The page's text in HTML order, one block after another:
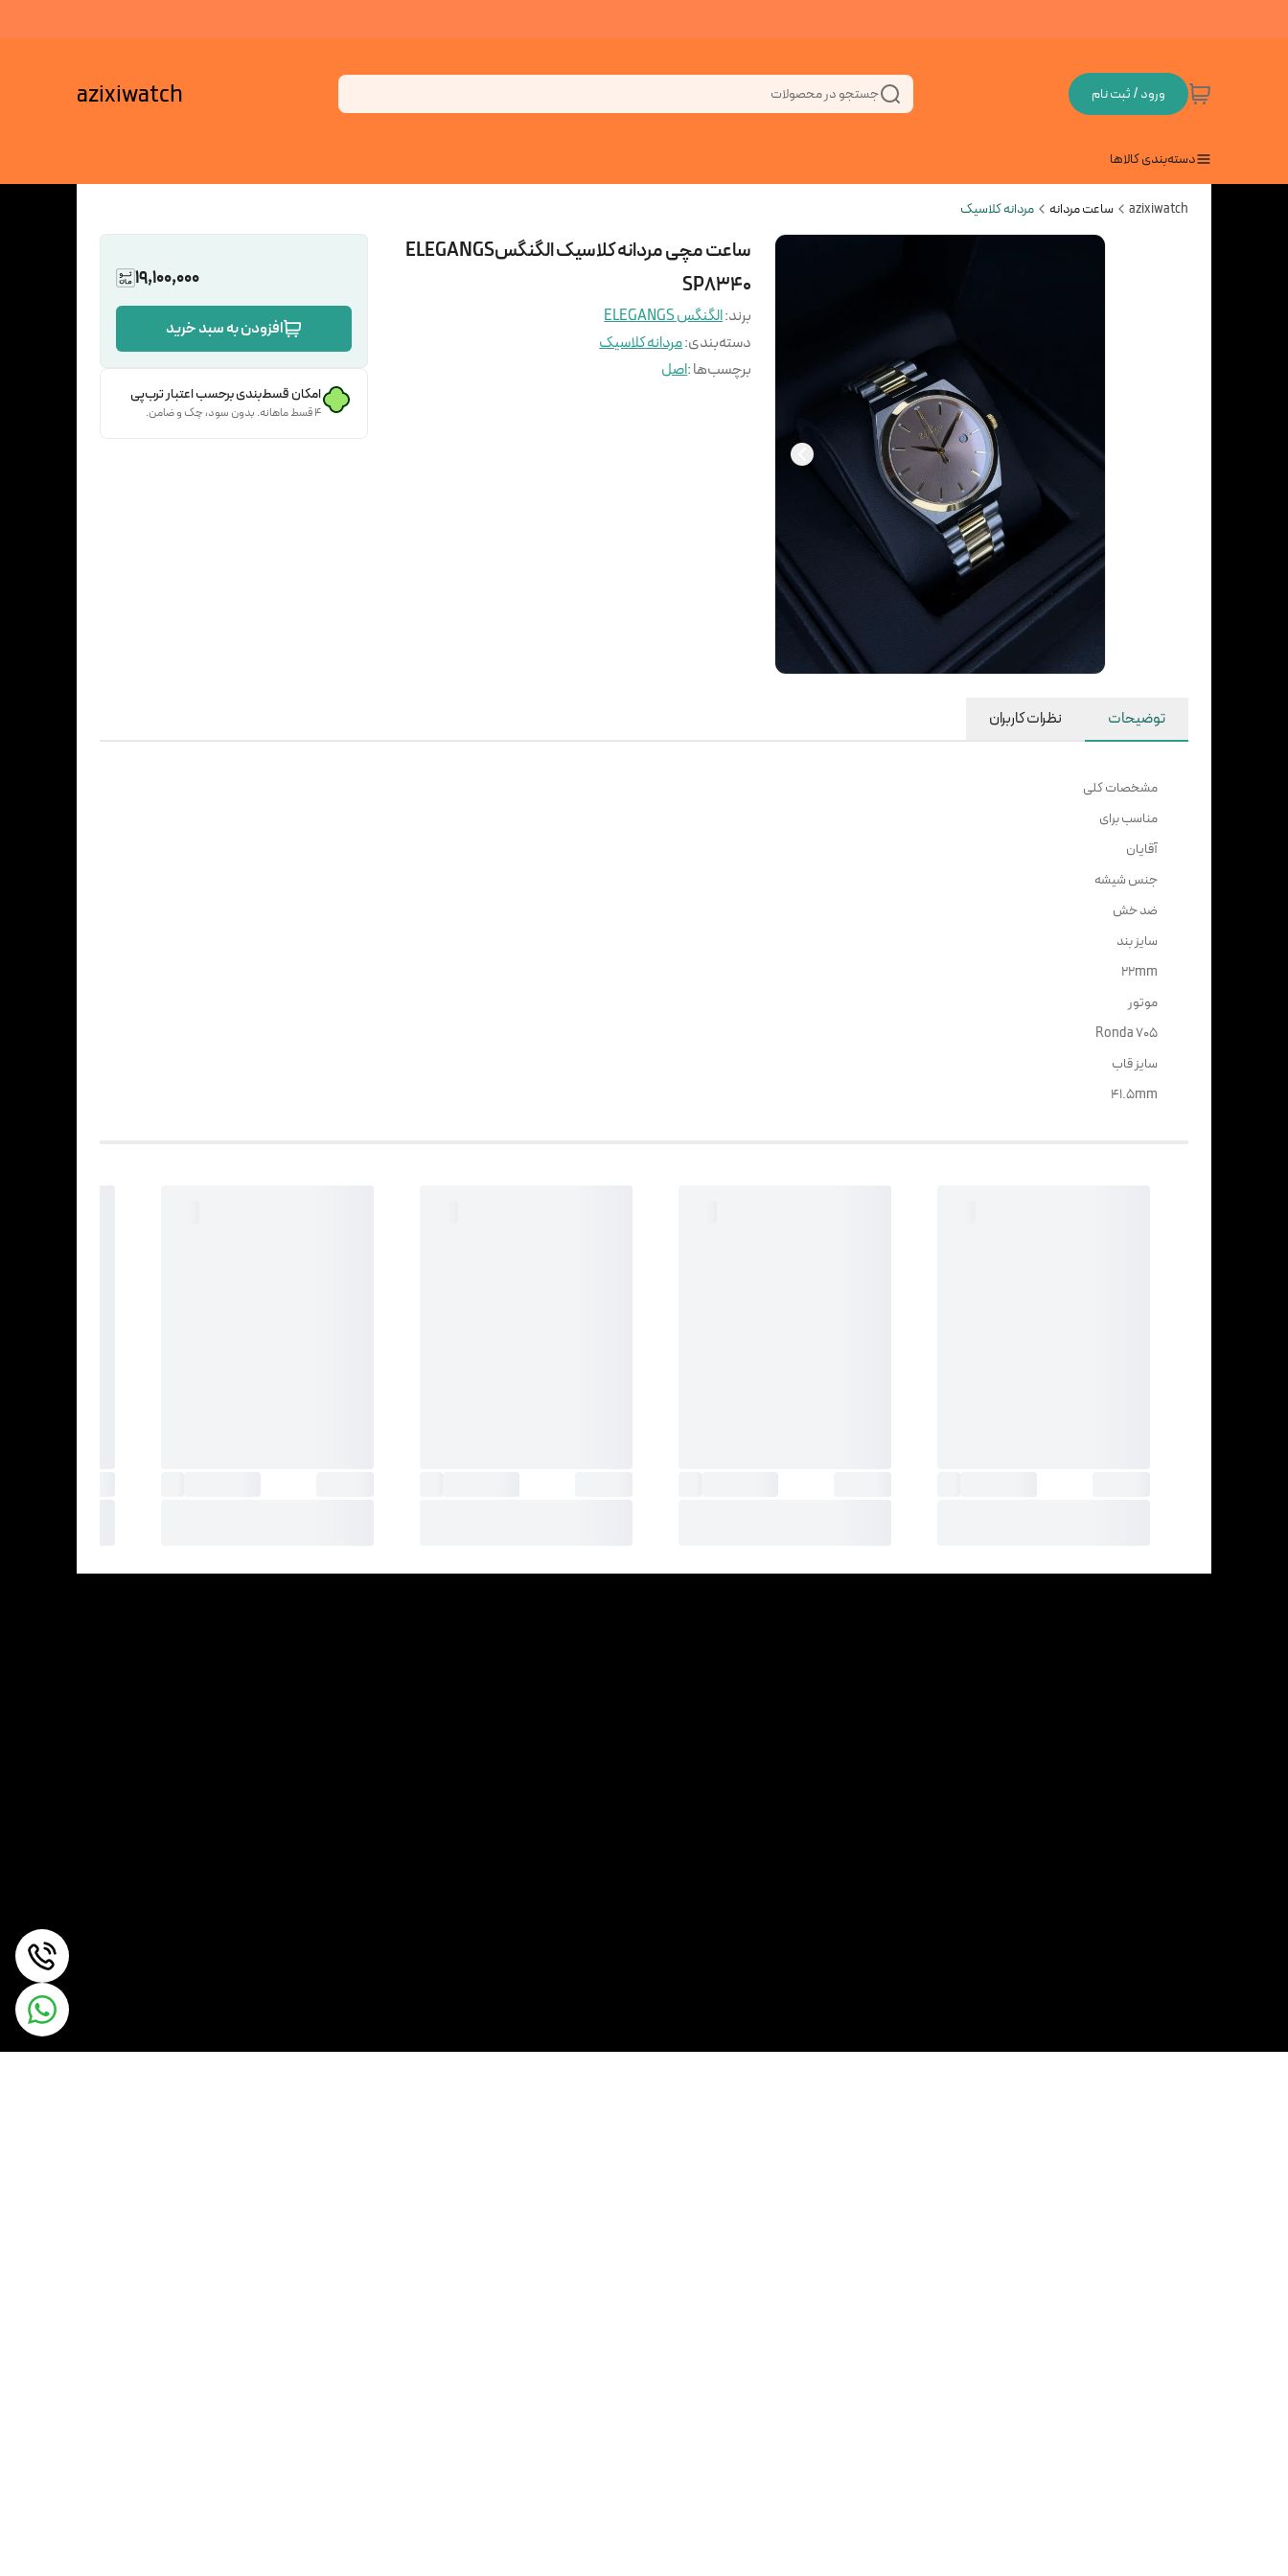
ورود / ثبت نام جستجو در محصولات azixiwatch
دسته‌بندی کالاها
azixiwatch ساعت مردانه مردانه کلاسیک
ساعت مچی مردانه کلاسیک الگنگسELEGANGS
SP8340
برند:الگنگس ELEGANGS
دسته‌بندی:مردانه کلاسیک
برچسب‌ها :اصل
19,100,000
افزودن به سبد خرید
امکان قسط‌بندی برحسب اعتبار ترب‌پی
۴ قسط ماهانه. بدون سود، چک و ضامن.
توضیحات نظرات کاربران
مشخصات کلی
مناسب برای
آقایان
جنس شیشه
ضد خش
سایز بند
22mm
موتور
Ronda 705
سایز قاب
41.5mm